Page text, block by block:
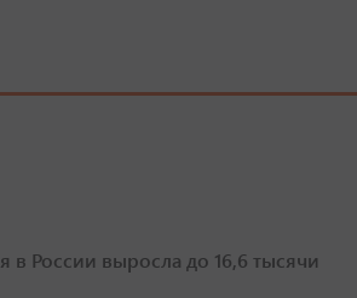
в России выросла до 16,6 тысячи